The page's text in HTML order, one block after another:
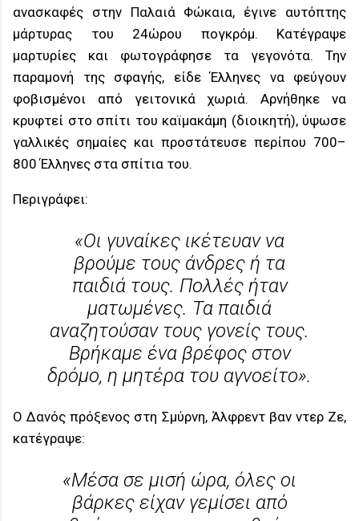
ανασκαφές στην Παλαιά Φώκαια, έγινε αυτόπτης
μάρτυρας του 24ώρου πογκρόμ. Κατέγραψε
μαρτυρίες και φωτογράφησε τα γεγονότα. Την
παραμονή της σφαγής, είδε Έλληνες να φεύγουν
φοβισμένοι από γειτονικά χωριά. Αρνήθηκε να
κρυφτεί στο σπίτι του καϊμακάμη (διοικητή), ύψωσε
γαλλικές σημαίες και προστάτευσε περίπου 700–
800 Έλληνες στα σπίτια του.
Περιγράφει:
«Οι γυναίκες ικέτευαν να
βρούμε τους άνδρες ή τα
παιδιά τους. Πολλές ήταν
ματωμένες. Τα παιδιά
αναζητούσαν τους γονείς τους.
Βρήκαμε ένα βρέφος στον
δρόμο, η μητέρα του αγνοείτο».
Ο Δανός πρόξενος στη Σμύρνη, Άλφρεντ βαν ντερ Ζε,
κατέγραψε:
«Μέσα σε μισή ώρα, όλες οι
βάρκες είχαν γεμίσει από